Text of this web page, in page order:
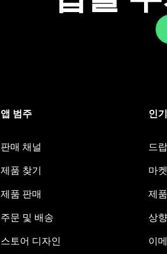
앱 범주
판매 채널
제품 찾기
제품 판매
주문 및 배송
스토어 디자인
인
드
마
제
상
이